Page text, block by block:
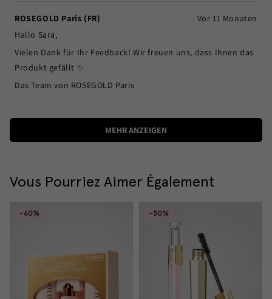
von
war
mit
von
war
mit
ROSEGOLD Paris (FR)
Vor 11 Monaten
Hallo Sara,
Vielen Dank für Ihr Feedback! Wir freuen uns, dass Ihnen das
Produkt gefällt ✨
Das Team von ROSEGOLD Paris
Wird geladen...
MEHR ANZEIGEN
Vous Pourriez Aimer Également
-60% -50%